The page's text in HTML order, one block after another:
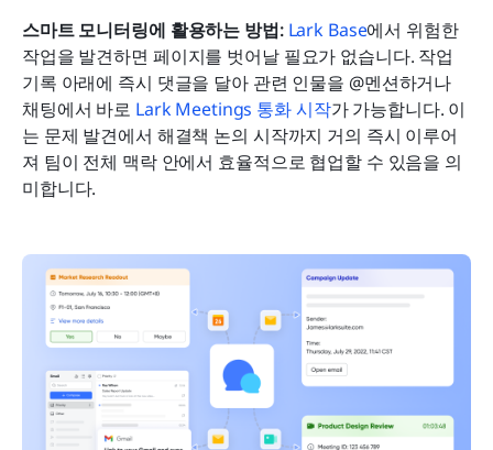
스마트 모니터링에 활용하는 방법: Lark Base에서 위험한
작업을 발견하면 페이지를 벗어날 필요가 없습니다. 작업
기록 아래에 즉시 댓글을 달아 관련 인물을 @멘션하거나
채팅에서 바로 Lark Meetings 통화 시작가 가능합니다. 이
는 문제 발견에서 해결책 논의 시작까지 거의 즉시 이루어
져 팀이 전체 맥락 안에서 효율적으로 협업할 수 있음을 의
미합니다.